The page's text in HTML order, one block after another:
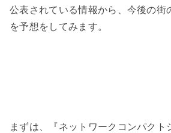
公表されている情報から、今後の街
を予想をしてみます。
まずは、『ネットワークコンパクト